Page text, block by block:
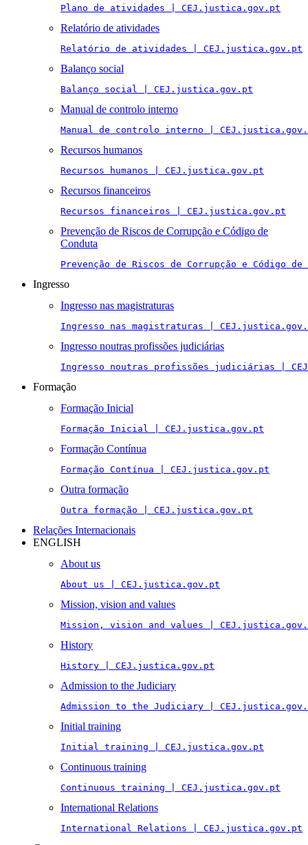
Plano de atividades | CEJ.justica.gov.pt
Relatório de atividades
Relatório de atividades | CEJ.justica.gov.pt
Balanço social
Balanço social | CEJ.justica.gov.pt
Manual de controlo interno
Manual de controlo interno |
Recursos humanos
Recursos humanos | CEJ.justica.gov.pt
Recursos financeiros
Recursos financeiros | CEJ.justica.gov.pt
Prevenção de Riscos de Corrupção e Código de
Conduta
Prevenção de Riscos de Corrupção e Código
Ingresso
Ingresso nas magistraturas
Ingresso nas magistraturas |
Ingresso noutras profissões judiciárias
Ingresso noutras profissões judiciárias |
Formação
Formação Inicial
Formação Inicial | CEJ.justica.gov.pt
Formação Contínua
Formação Contínua | CEJ.justica.gov.pt
Outra formação
Outra formação | CEJ.justica.gov.pt
Relações Internacionais
ENGLISH
About us
About us | CEJ.justica.gov.pt
Mission, vision and values
Mission, vision and values |
History
History | CEJ.justica.gov.pt
Admission to the Judiciary
Admission to the Judiciary |
Initial training
Initial training | CEJ.justica.gov.pt
Continuous training
Continuous training | CEJ.justica.gov.pt
International Relations
International Relations | CEJ.justica.gov.pt